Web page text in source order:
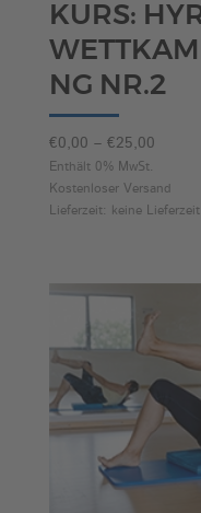
KURS:
NG NR.2
€0,00 – €25,00
bis
€25,00
Enthält 0% MwSt.
Kostenloser Versand
Lieferzeit: keine Lieferzeit